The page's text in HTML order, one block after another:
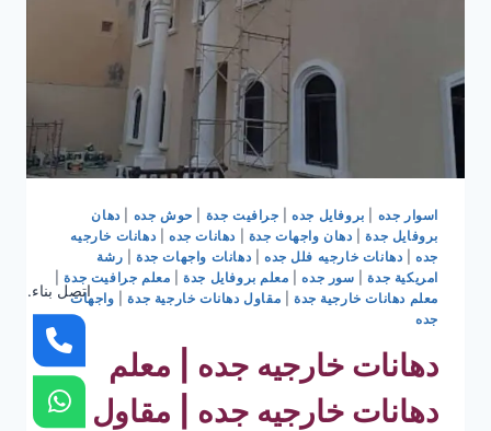
اسوار جده بروفايل جده| جرافيت جدة حوش جده
دهان
بروفايل جدة| دهان واجهات جدة دهانات جده
دهانات خارجيه
جده| دهانات خارجيه فلل جده دهانات واجهات جدة
رشة
امريكية جدة| سور جده| معلم بروفايل جدة| معلم جرافيت جدة|
معلم دهانات خارجية جدة
مقاول دهانات خارجية جدة| واجهات
جده
دهانات خارجيه جده | معلم
دهانات خارجيه جده | مقاول
اتصل بناء.